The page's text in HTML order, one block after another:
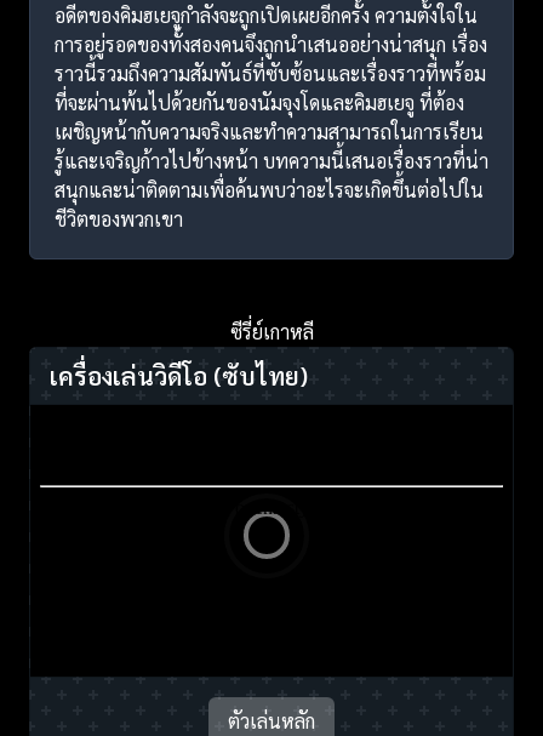
อดีตของคิมฮเยจูกำลังจะถูกเปิดเผยอีกครั้ง ความตั้งใจใน
การอยู่รอดของทั้งสองคนจึงถูกนำเสนออย่างน่าสนุก เรื่อง
ราวนี้รวมถึงความสัมพันธ์ที่ซับซ้อนและเรื่องราวที่พร้อม
ที่จะผ่านพ้นไปด้วยกันของนัมจุงโดและคิมฮเยจู ที่ต้อง
เผชิญหน้ากับความจริงและทำความสามารถในการเรียน
รู้และเจริญก้าวไปข้างหน้า บทความนี้เสนอเรื่องราวที่น่า
สนุกและน่าติดตามเพื่อค้นพบว่าอะไรจะเกิดขึ้นต่อไปใน
ชีวิตของพวกเขา
ซีรี่ย์เกาหลี
เครื่องเล่นวิดีโอ (ซับไทย)
ตัวเล่นหลัก